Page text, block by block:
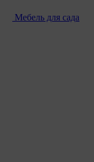
Мебель для сада